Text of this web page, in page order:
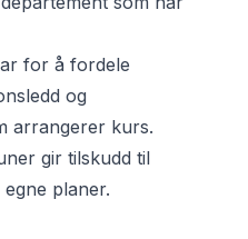
for å fordele
og
arrangerer kurs.
gir tilskudd til
planer.